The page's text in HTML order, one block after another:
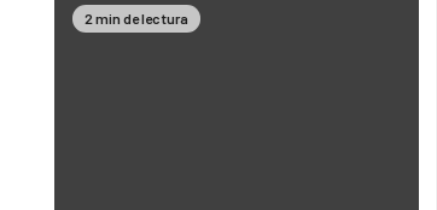
2 min de lectura